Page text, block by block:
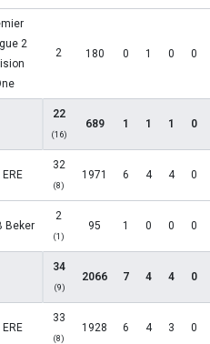
2
2 180 0 1 0 0
22
(16)
689 1 1 1 0
ERE
32
(8)
1971 6 4 4 0
Beker
2
(1)
95 1 0 0 0
34
(9)
2066 7 4 4 0
ERE
33
(8)
1928 6 4 3 0